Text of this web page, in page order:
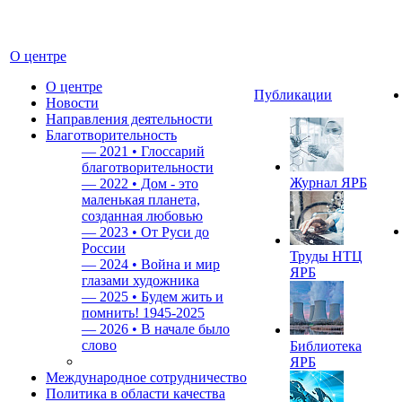
О центре
О центре
Новости
Направления деятельности
Благотворительность
— 2021 • Глоссарий
благотворительности
— 2022 • Дом - это
маленькая планета,
созданная любовью
— 2023 • От Руси до
России
— 2024 • Война и мир
глазами художника
— 2025 • Будем жить и
помнить! 1945-2025
— 2026 • В начале было
слово
Международное сотрудничество
Политика в области качества
Публикации
Журнал ЯРБ
Труды НТЦ
ЯРБ
Библиотека
ЯРБ